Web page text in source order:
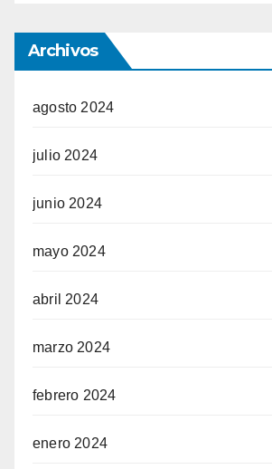
Archivos
agosto 2024
julio 2024
junio 2024
mayo 2024
abril 2024
marzo 2024
febrero 2024
enero 2024